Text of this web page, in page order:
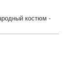
костюм -